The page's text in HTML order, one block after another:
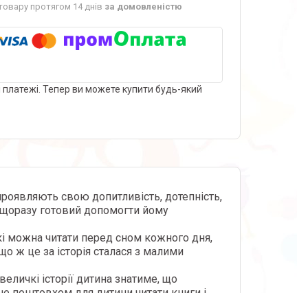
протягом 14 днів за домовленістю
платежі. Тепер ви можете купити будь-який
свою допитливість, дотепність,
щоразу готовий допомогти йому
можна читати перед сном кожного дня,
ж це за історія сталася з малими
історії дитина знатиме, що